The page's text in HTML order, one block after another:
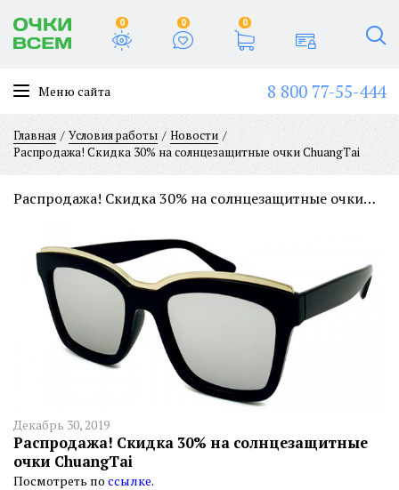
0 0 0
Меню сайта 8 800 77-55-444
Главная Условия работы
Новости
Распродажа! Скидка 30% на солнцезащитные очки ChuangTai
Распродажа! Скидка 30% на солнцезащитные очки ChuangTai
Декабрь 30, 2019
Распродажа! Скидка 30% на солнцезащитные
очки ChuangTai
Посмотреть по ссылке.